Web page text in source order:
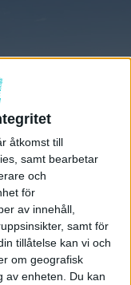
åtkomst till
samt bearbetar
och
för
av innehåll,
samt för
tillåtelse kan vi och
om geografisk
av enheten. Du kan